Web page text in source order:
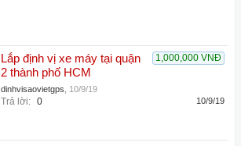
1,000,000 VNĐ
Lắp định vị xe máy tại quận
2 thành phố HCM
dinhvisaovietgps 10/9/19
Trả lời: 0 10/9/19